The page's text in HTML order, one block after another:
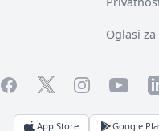
Oglasi
FacebookTwitterInstagramYouTube
App Store Google